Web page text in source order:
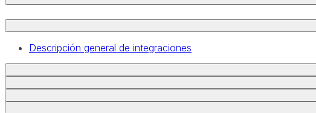
Descripción general de integraciones